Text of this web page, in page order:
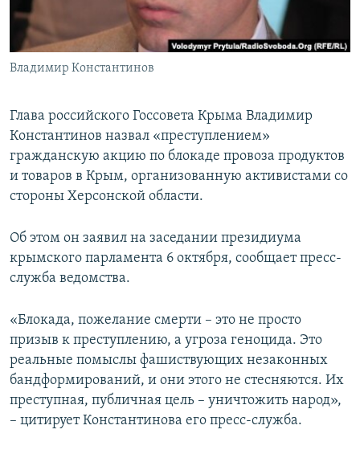
ПОБЕДИТЕЛЕЙ НЕ СУДЯТ?
КРЫМ.НЕПОКОРЕННЫЙ
ELIFBE
ПРИСОЕДИНЯЙТЕСЬ!
Все сайты RFE/RL
Владимир Константинов
Глава российского Госсовета Крыма Владимир
Константинов назвал «преступлением»
гражданскую акцию по блокаде провоза продуктов
и товаров в Крым, организованную активистами со
стороны Херсонской области.
Об этом он заявил на заседании президиума
крымского парламента 6 октября, сообщает пресс-
служба ведомства.
«Блокада, пожелание смерти – это не просто
призыв к преступлению, а угроза геноцида. Это
реальные помыслы фашиствующих незаконных
бандформирований, и они этого не стесняются. Их
преступная, публичная цель – уничтожить народ»,
– цитирует Константинова его пресс-служба.